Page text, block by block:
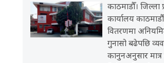
काठमाडौँ। जिल्ला
कार्यालय
वितरणमा
गुनासो बढेपछि
कानुनअनुसार मात्र